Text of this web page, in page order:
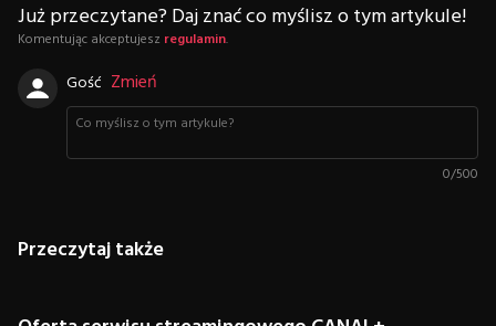
Już przeczytane? Daj znać co myślisz o tym artykule!
Komentując akceptujesz regulamin.
Gość Zmień
0/500
Przeczytaj także